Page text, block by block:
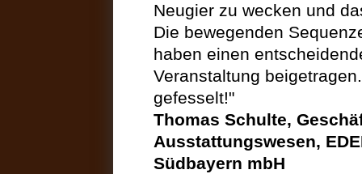
Neugier zu wecken und
Die bewegenden
haben einen
Veranstaltung
gefesselt!"
Thomas Schulte,
Ausstattungswesen,
Südbayern mbH